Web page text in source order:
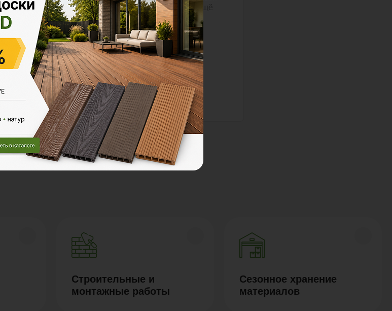
Polywood на карте Москвы — Яндекс Карты
Строительные и
монтажные работы
Сезонное хранение
материалов